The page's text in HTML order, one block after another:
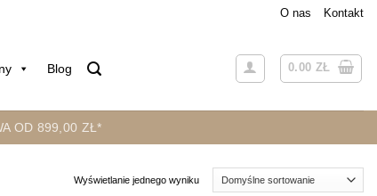
O nas Kontakt
Blog 0.00 ZŁ
OD 899,00 ZŁ*
Wyświetlanie jednego wyniku